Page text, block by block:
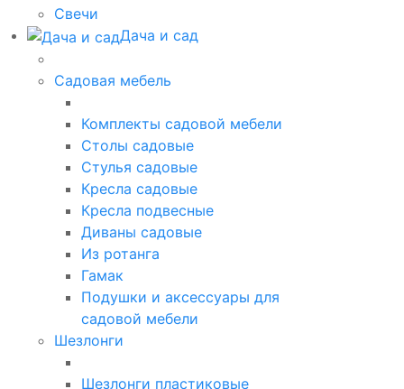
Свечи
Дача и сад
Садовая мебель
Комплекты садовой мебели
Столы садовые
Стулья садовые
Кресла садовые
Кресла подвесные
Диваны садовые
Из ротанга
Гамак
Подушки и аксессуары для
садовой мебели
Шезлонги
Шезлонги пластиковые